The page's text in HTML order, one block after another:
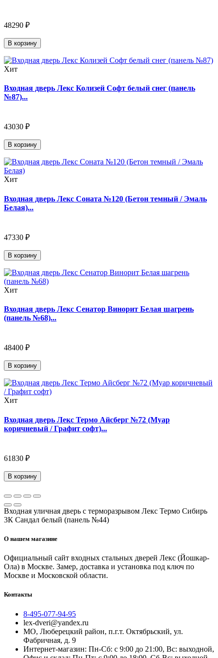
48290 ₽
В корзину
Хит
Входная дверь Лекс Колизей Софт белый снег (панель
№87)...
43030 ₽
В корзину
Хит
Входная дверь Лекс Соната №120 (Бетон темный / Эмаль
Белая)...
47330 ₽
В корзину
Хит
Входная дверь Лекс Сенатор Винорит Белая шагрень
(панель №68)...
48400 ₽
В корзину
Хит
Входная дверь Лекс Термо Айсберг №72 (Муар
коричневый / Графит софт)...
61830 ₽
В корзину
Входная уличная дверь с терморазрывом Лекс Термо Сибирь
3К Сандал белый (панель №44)
О нашем магазине
Официальный сайт входных стальных дверей Лекс (Йошкар-
Ола) в Москве. Замер, доставка и установка под ключ по
Москве и Московской области.
Контакты
8-495-077-94-95
lex-dveri@yandex.ru
МО, Люберецкий район, п.г.т. Октябрьский, ул.
Фабричная, д. 9
Интернет-магазин: Пн-Сб: с 9:00 до 21:00, Вс: выходной,